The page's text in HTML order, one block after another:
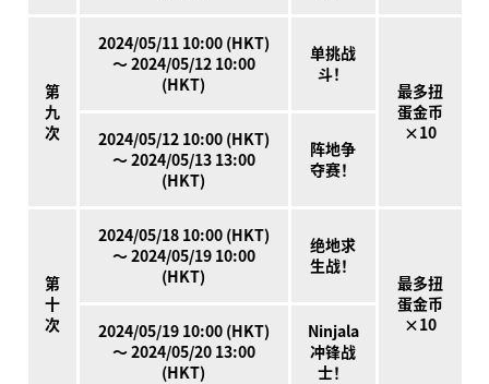
第
九
次
2024/05/11 10:00 (HKT)
～ 2024/05/12 10:00
(HKT)
单挑战
斗！
最多扭
蛋金币
×10
2024/05/12 10:00 (HKT)
～ 2024/05/13 13:00
(HKT)
阵地争
夺赛！
第
十
次
2024/05/18 10:00 (HKT)
～ 2024/05/19 10:00
(HKT)
绝地求
生战！
最多扭
蛋金币
×10
2024/05/19 10:00 (HKT)
～ 2024/05/20 13:00
(HKT)
Ninjala
冲锋战
士！